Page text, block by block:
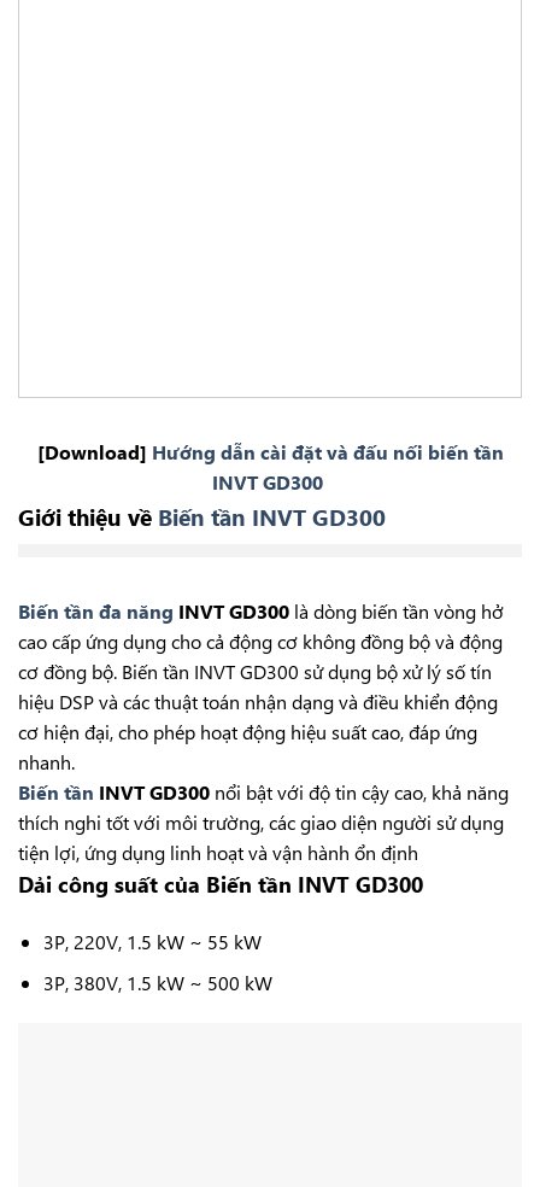
[Download] Hướng dẫn cài đặt và đấu nối biến tần
INVT GD300
Giới thiệu về Biến tần INVT GD300
Biến tần đa năng INVT GD300 là dòng biến tần vòng hở
cao cấp ứng dụng cho cả động cơ không đồng bộ và động
cơ đồng bộ. Biến tần INVT GD300 sử dụng bộ xử lý số tín
hiệu DSP và các thuật toán nhận dạng và điều khiển động
cơ hiện đại, cho phép hoạt động hiệu suất cao, đáp ứng
nhanh.
Biến tần INVT GD300 nổi bật với độ tin cậy cao, khả năng
thích nghi tốt với môi trường, các giao diện người sử dụng
tiện lợi, ứng dụng linh hoạt và vận hành ổn định
Dải công suất của Biến tần INVT GD300
3P, 220V, 1.5 kW ~ 55 kW
3P, 380V, 1.5 kW ~ 500 kW